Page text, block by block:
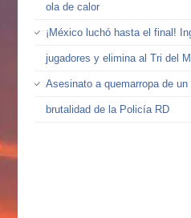
ola de calor
¡México luchó hasta el final!
jugadores y elimina al Tri del
Asesinato a quemarropa de
brutalidad de la Policía RD